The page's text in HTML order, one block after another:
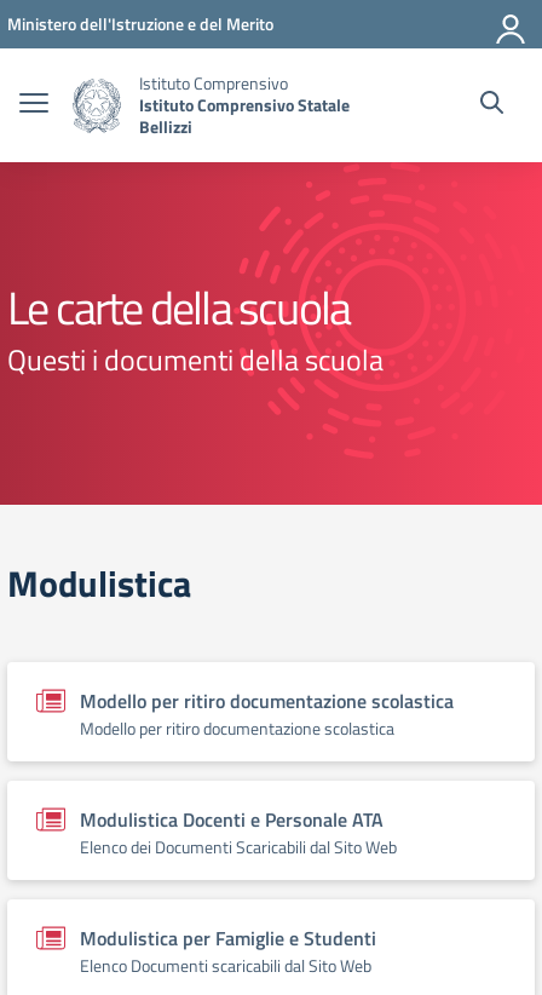
Vai ai contenuti
Vai al menu di navigazione
Vai al footer
Ministero dell'Istruzione e del Merito
Istituto Comprensivo
Istituto Comprensivo Statale
Bellizzi
Le carte della scuola
Questi i documenti della scuola
Modulistica
Modello per ritiro documentazione scolastica
Modello per ritiro documentazione scolastica
Modulistica Docenti e Personale ATA
Elenco dei Documenti Scaricabili dal Sito Web
Modulistica per Famiglie e Studenti
Elenco Documenti scaricabili dal Sito Web